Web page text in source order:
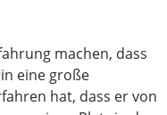
machen, dass
eine große
hat, dass er von